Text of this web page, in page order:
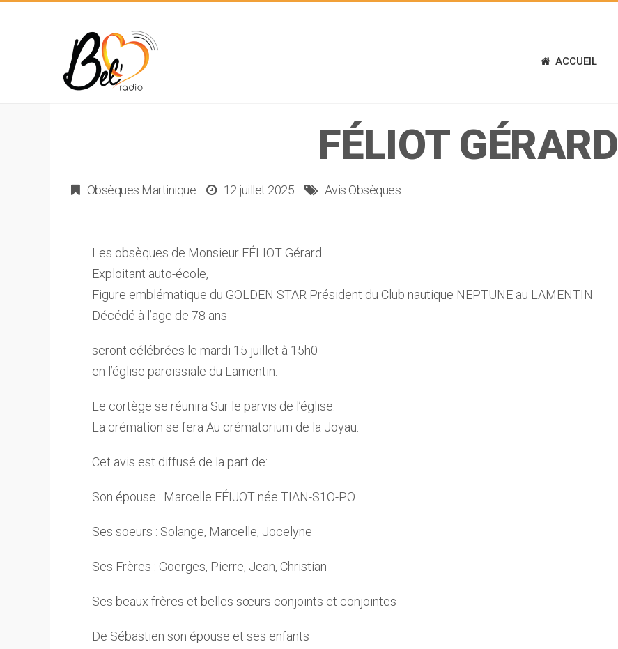
ACCUEIL
FÉLIOT GÉRARD
Obsèques Martinique 12 juillet 2025 Avis Obsèques
Les obsèques de Monsieur FÉLIOT Gérard
Exploitant auto-école,
Figure emblématique du GOLDEN STAR Président du Club nautique NEPTUNE au LAMENTIN
Décédé à l’age de 78 ans
seront célébrées le mardi 15 juillet à 15h0
en l’église paroissiale du Lamentin.
Le cortège se réunira Sur le parvis de l’église.
La crémation se fera Au crématorium de la Joyau.
Cet avis est diffusé de la part de:
Son épouse : Marcelle FÉIJOT née TIAN-S1O-PO
Ses soeurs : Solange, Marcelle, Jocelyne
Ses Frères : Goerges, Pierre, Jean, Christian
Ses beaux frères et belles sœurs conjoints et conjointes
De Sébastien son épouse et ses enfants